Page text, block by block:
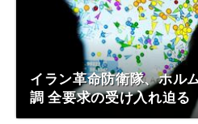
イラン革命防衛隊、ホル
調 全要求の受け入れ迫る